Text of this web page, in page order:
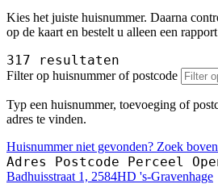
Kies het juiste huisnummer. Daarna
op de kaart en bestelt u alleen een
317 resultaten
Filter op huisnummer of postcode
Typ een huisnummer, toevoeging of
adres te vinden.
Huisnummer niet gevonden? Zoek
Adres Postcode Perceel
Badhuisstraat 1, 2584HD 's-Gravenhage